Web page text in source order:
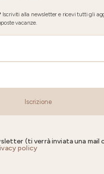
Iscriviti alla newsletter e ricevi tutti gli
vacanze.
Iscrizione
(ti verrà inviata una mail
policy